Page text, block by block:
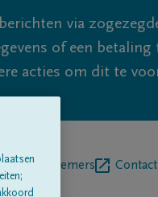
via
of een betaling
acties om dit te
Contact